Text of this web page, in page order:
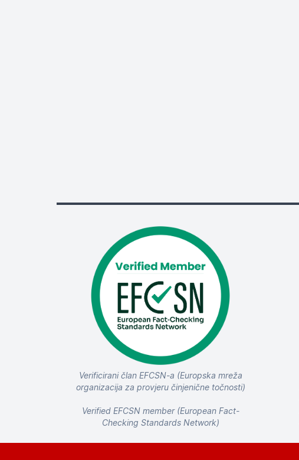
Verificirani član EFCSN-a (Europska mreža
organizacija za provjeru činjenične točnosti)
Verified EFCSN member (European Fact-
Checking Standards Network)